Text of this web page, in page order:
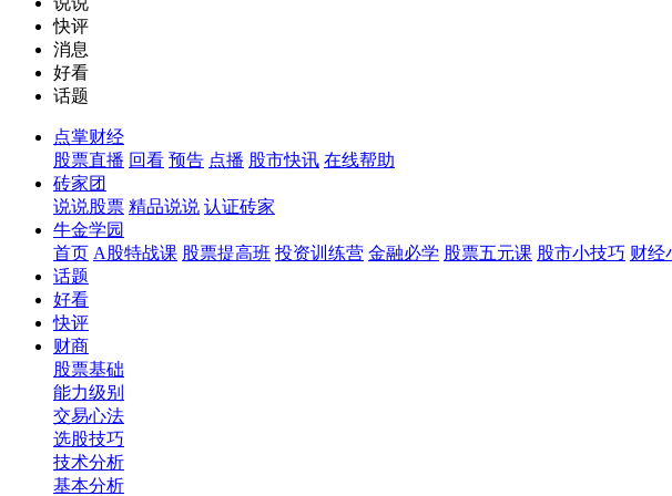
快评
消息
好看
话题
点掌财经
股票直播 回看 预告 点播 股市快讯 在线帮助
砖家团
说说股票 精品说说 认证砖家
牛金学园
首页 A股特战课 股票提高班 投资训练营 金融必学 股票五元课 股市小技巧 财经
话题
好看
快评
财商
股票基础
能力级别
交易心法
选股技巧
技术分析
基本分析